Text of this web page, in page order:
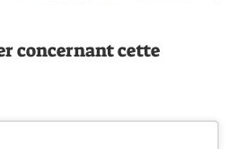
concernant cette